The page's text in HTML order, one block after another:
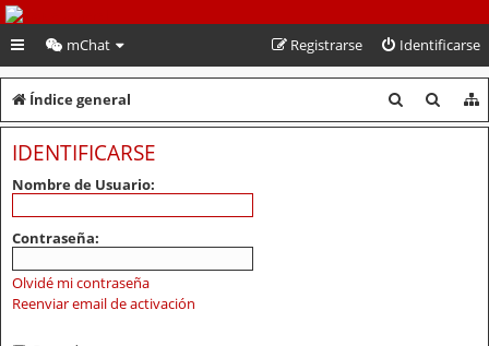
PeruVoley.com
mChat Identificarse
Registrarse
Índice general
u
u
IDENTIFICARSE
Nombre de Usuario:
Contraseña:
Olvidé mi contraseña
Reenviar email de activación